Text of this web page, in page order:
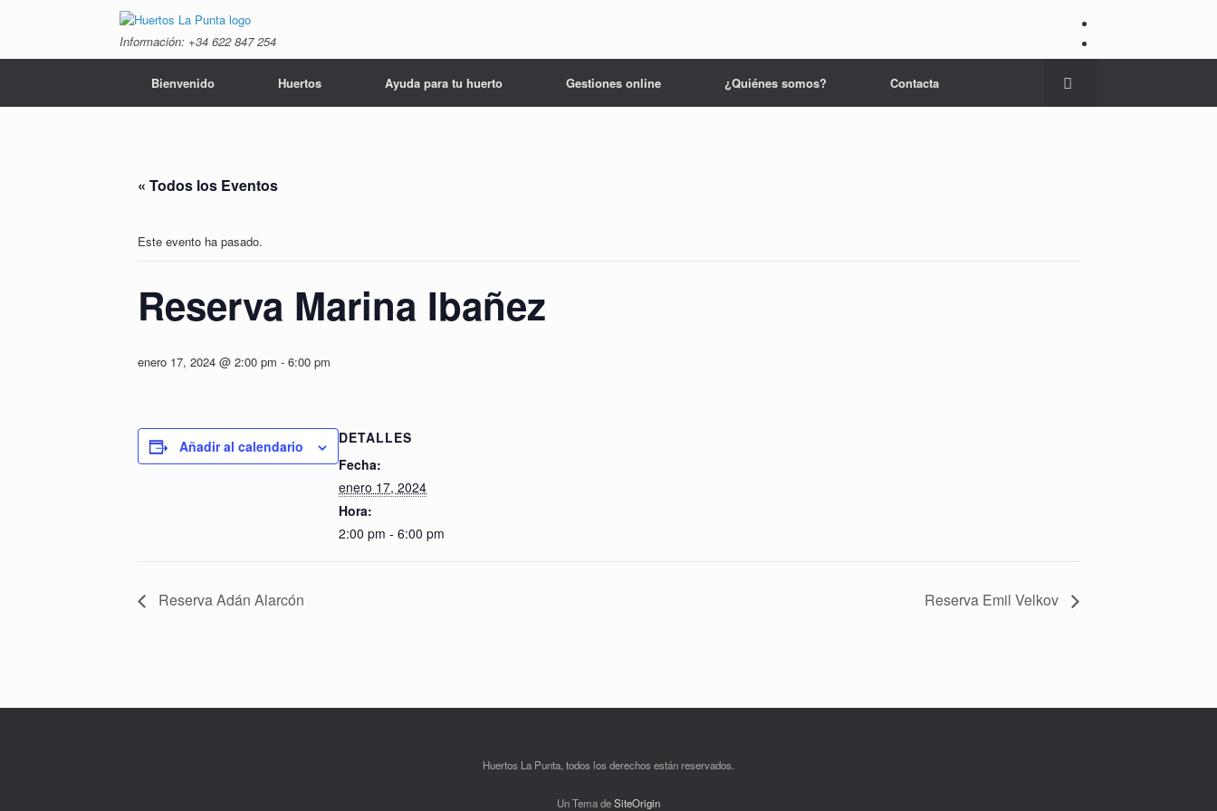
Información: +34 ‭622 847 254‬
Bienvenido Huertos Ayuda para tu huerto Gestiones online ¿Quiénes somos? Contacta
« Todos los Eventos
Este evento ha pasado.
Reserva Marina Ibañez
enero 17, 2024 @ 2:00 pm - 6:00 pm
Añadir al calendario
DETALLES
Fecha:
enero 17, 2024
Hora:
2:00 pm - 6:00 pm
Reserva Adán Alarcón Reserva Emil Velkov
Huertos La Punta, todos los derechos están reservados.
Un Tema deSiteOrigin